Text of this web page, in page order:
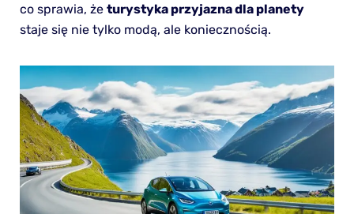
co sprawia, że turystyka przyjazna dla planety
staje się nie tylko modą, ale koniecznością.